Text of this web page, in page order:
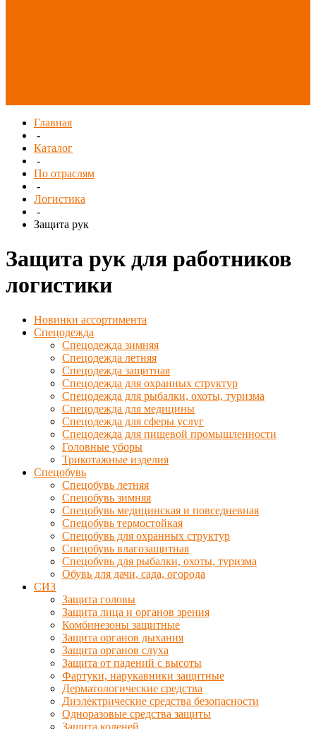
Главная
-
Каталог
-
По отраслям
-
Логистика
-
Защита рук
Защита рук для работников
логистики
Новинки ассортимента
Спецодежда
Спецодежда зимняя
Спецодежда летняя
Спецодежда защитная
Спецодежда для охранных структур
Спецодежда для рыбалки, охоты, туризма
Спецодежда для медицины
Спецодежда для сферы услуг
Спецодежда для пищевой промышленности
Головные уборы
Трикотажные изделия
Спецобувь
Спецобувь летняя
Спецобувь зимняя
Спецобувь медицинская и повседневная
Спецобувь термостойкая
Спецобувь для охранных структур
Спецобувь влагозащитная
Спецобувь для рыбалки, охоты, туризма
Обувь для дачи, сада, огорода
СИЗ
Защита головы
Защита лица и органов зрения
Комбинезоны защитные
Защита органов дыхания
Защита органов слуха
Защита от падений с высоты
Фартуки, нарукавники защитные
Дерматологические средства
Диэлектрические средства безопасности
Одноразовые средства защиты
Защита коленей